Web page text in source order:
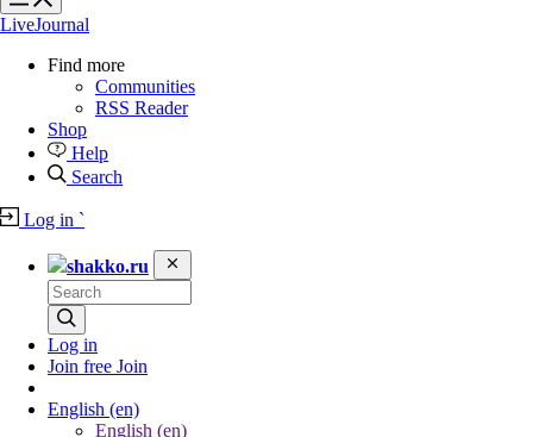
LiveJournal
Find more
Communities
RSS Reader
Shop
Help
Search
Log in `
shakko.ru
Log in
Join free Join
English (en)
English (en)